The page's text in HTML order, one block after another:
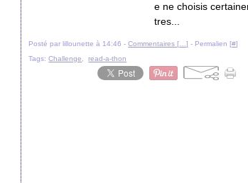
e ne choisis
tres...
Posté par lillounette à 14:46 -Commentaires [ …] - Permalien [#]
Tags:Challenge ,read-a-thon